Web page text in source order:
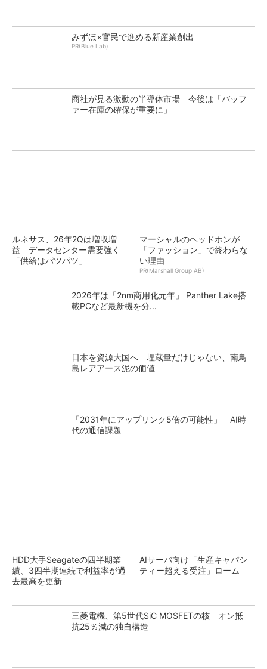
みずほ×官民で進める新産業創出
PR(Blue Lab)
商社が見る激動の半導体市場 今後は「バッフ
ァー在庫の確保が重要に」
ルネサス、26年2Qは増収増
益 データセンター需要強く
「供給はパツパツ」
マーシャルのヘッドホンが
「ファッション」で終わらな
い理由
PR(Marshall Group AB)
2026年は「2nm商用化元年」 Panther Lake搭
載PCなど最新機を分...
日本を資源大国へ 埋蔵量だけじゃない、南鳥
島レアアース泥の価値
「2031年にアップリンク5倍の可能性」 AI時
代の通信課題
HDD大手Seagateの四半期業
績、3四半期連続で利益率が過
去最高を更新
AIサーバ向け「生産キャパシ
ティー超える受注」ローム
三菱電機、第5世代SiC MOSFETの核 オン抵
抗25％減の独自構造